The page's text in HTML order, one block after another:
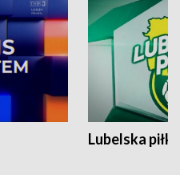
Lubelska piłka